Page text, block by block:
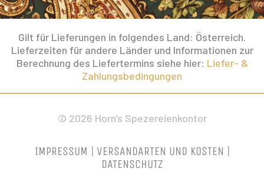
Gilt für Lieferungen in folgendes Land: Österreich.
Lieferzeiten für andere Länder und Informationen zur
Berechnung des Liefertermins siehe hier: Liefer- &
Zahlungsbedingungen
© 2026 Horn’s Spezereienkontor
IMPRESSUM VERSANDARTEN UND KOSTEN
DATENSCHUTZ